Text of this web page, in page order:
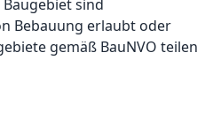
sind
Bebauung erlaubt oder
gemäß BauNVO teilen